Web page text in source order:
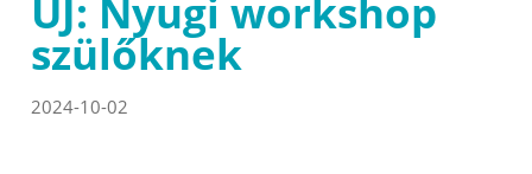
ÚJ: Nyugi workshop
szülőknek
2024-10-02